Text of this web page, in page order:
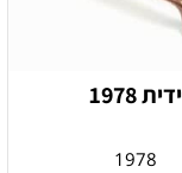
ידית 1978
1978